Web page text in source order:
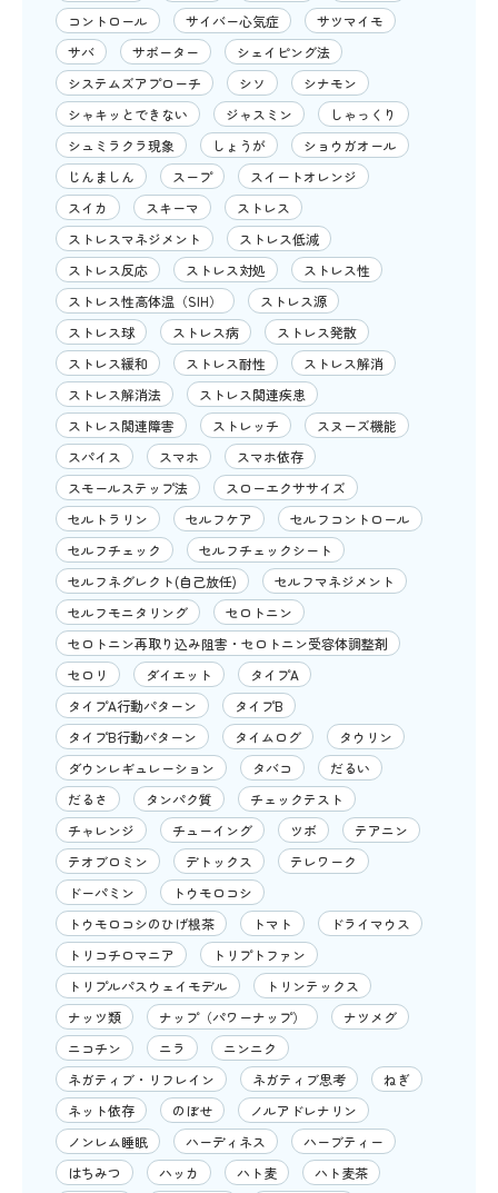
コントロール
サイバー心気症
サツマイモ
サバ
サポーター
シェイピング法
システムズアプローチ
シソ
シナモン
シャキッとできない
ジャスミン
しゃっくり
シュミラクラ現象
しょうが
ショウガオール
じんましん
スープ
スイートオレンジ
スイカ
スキーマ
ストレス
ストレスマネジメント
ストレス低減
ストレス反応
ストレス対処
ストレス性
ストレス性高体温（SIH）
ストレス源
ストレス球
ストレス病
ストレス発散
ストレス緩和
ストレス耐性
ストレス解消
ストレス解消法
ストレス関連疾患
ストレス関連障害
ストレッチ
スヌーズ機能
スパイス
スマホ
スマホ依存
スモールステップ法
スローエクササイズ
セルトラリン
セルフケア
セルフコントロール
セルフチェック
セルフチェックシート
セルフネグレクト(自己放任)
セルフマネジメント
セルフモニタリング
セロトニン
セロトニン再取り込み阻害・セロトニン受容体調整剤
セロリ
ダイエット
タイプA
タイプA行動パターン
タイプB
タイプB行動パターン
タイムログ
タウリン
ダウンレギュレーション
タバコ
だるい
だるさ
タンパク質
チェックテスト
チャレンジ
チューイング ツボ
テアニン
テオブロミン
デトックス
テレワーク
ドーパミン
トウモロコシ
トウモロコシのひげ根茶
トマト
ドライマウス
トリコチロマニア
トリプトファン
トリプルパスウェイモデル
トリンテックス
ナッツ類
ナップ（パワーナップ）
ナツメグ
ニコチン
ニラ
ニンニク
ネガティブ・リフレイン
ネガティブ思考
ねぎ
ネット依存
のぼせ
ノルアドレナリン
ノンレム睡眠
ハーディネス
ハーブティー
はちみつ
ハッカ ハト麦
ハト麦茶